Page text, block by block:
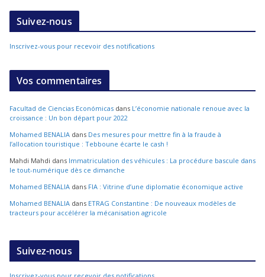
Suivez-nous
Inscrivez-vous pour recevoir des notifications
Vos commentaires
Facultad de Ciencias Económicas dans L’économie nationale renoue avec la
croissance : Un bon départ pour 2022
Mohamed BENALIA dans Des mesures pour mettre fin à la fraude à
l’allocation touristique : Tebboune écarte le cash !
Mahdi Mahdi dans Immatriculation des véhicules : La procédure bascule dans
le tout-numérique dès ce dimanche
Mohamed BENALIA dans FIA : Vitrine d’une diplomatie économique active
Mohamed BENALIA dans ETRAG Constantine : De nouveaux modèles de
tracteurs pour accélérer la mécanisation agricole
Suivez-nous
Inscrivez-vous pour recevoir des notifications